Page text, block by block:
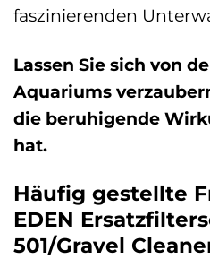
faszinierenden
Lassen Sie sich von
Aquariums
die beruhigende
hat.
Häufig gestellte
EDEN
501/Gravel